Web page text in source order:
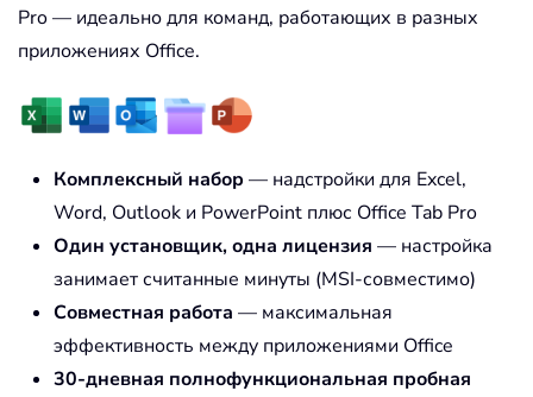
Pro — идеально для команд, работающих в разных
приложениях Office.
Комплексный набор — надстройки для Excel,
Word, Outlook и PowerPoint плюс Office Tab Pro
Один установщик, одна лицензия — настройка
занимает считанные минуты (MSI-совместимо)
Совместная работа — максимальная
эффективность между приложениями Office
30-дневная полнофункциональная пробная